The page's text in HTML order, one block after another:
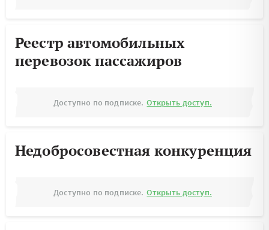
Реестр автомобильных
перевозок пассажиров
Доступно по подписке. Открыть доступ.
Недобросовестная конкуренция
Доступно по подписке. Открыть доступ.